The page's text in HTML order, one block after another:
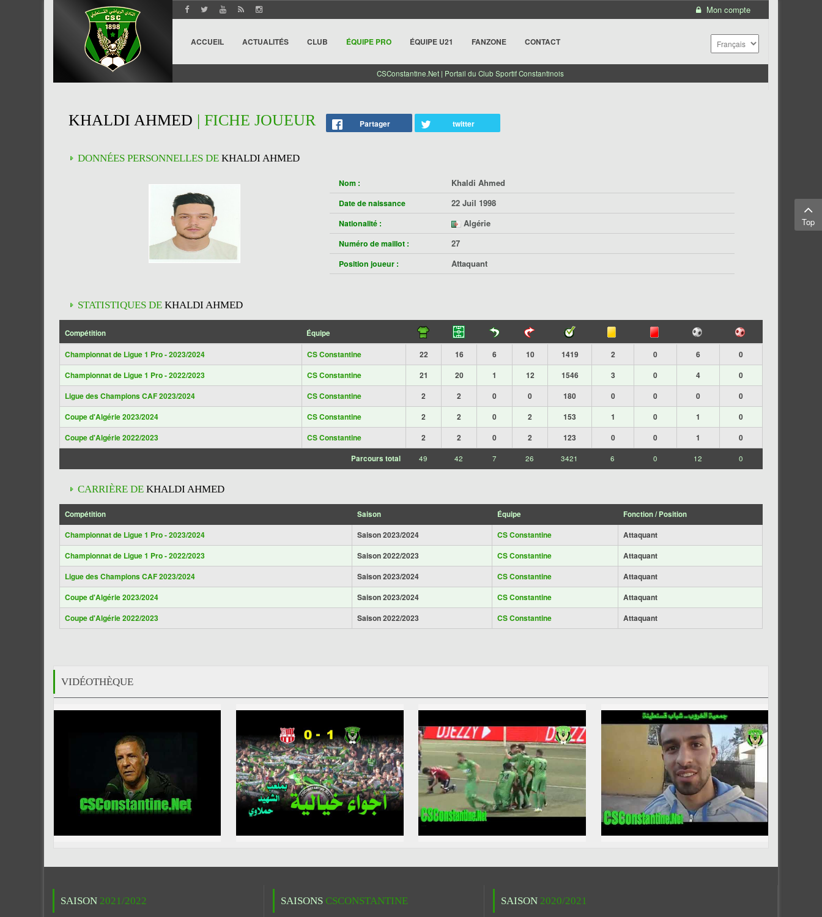
Mon compte
ACCUEIL ACTUALITÉS CLUB ÉQUIPE PRO ÉQUIPE U21 FANZONE CONTACT
CSConstantine.Net | Portail du Club Sportif Constantinois
KHALDI AHMED | FICHE JOUEUR Partager twitter
DONNÉES PERSONNELLES DE KHALDI AHMED
Nom : Khaldi Ahmed
Date de naissance 22 Juil 1998
Nationalité : Algérie
Numéro de maillot : 27
Position joueur : Attaquant
STATISTIQUES DE KHALDI AHMED
Compétition Équipe
Championnat de Ligue 1 Pro - 2023/2024 CS Constantine 22 16 6 10 1419 2 0 6
0
Championnat de Ligue 1 Pro - 2022/2023
CS Constantine 21 20 1 12 1546 3 0 4
0
Ligue des Champions CAF 2023/2024
CS Constantine 2 2 0 0 180 0 0 0
0
Coupe d'Algérie 2023/2024
CS Constantine 2 2 0 2 153 1 0 1
0
Coupe d'Algérie 2022/2023
CS Constantine 2 2 0 2 123 0 0 1 0
Parcours total 49 42 7 26 3421 6 0 12 0
CARRIÈRE DE KHALDI AHMED
Compétition Saison Équipe Fonction / Position
Championnat de Ligue 1 Pro - 2023/2024 Saison 2023/2024 CS Constantine
Attaquant
Championnat de Ligue 1 Pro - 2022/2023
Saison 2022/2023 CS Constantine
Attaquant
Ligue des Champions CAF 2023/2024
Saison 2023/2024 CS Constantine
Attaquant
Coupe d'Algérie 2023/2024
Saison 2023/2024 CS Constantine
Attaquant
Coupe d'Algérie 2022/2023
Saison 2022/2023 CS Constantine Attaquant
VIDÉOTHÈQUE
SAISON 2021/2022 SAISONS CSCONSTANTINE SAISON 2020/2021
Top